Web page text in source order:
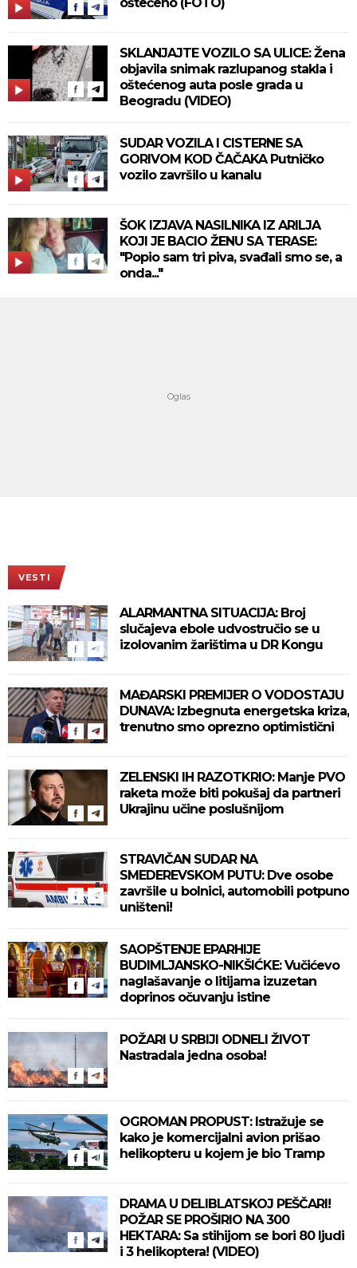
SKLANJAJTE VOZILO SA ULICE: Žena
objavila snimak razlupanog stakla i
oštećenog auta posle grada u
Beogradu (VIDEO)
SUDAR VOZILA I CISTERNE SA
GORIVOM KOD ČAČAKA Putničko
vozilo završilo u kanalu
ŠOK IZJAVA NASILNIKA IZ ARILJA
KOJI JE BACIO ŽENU SA TERASE:
"Popio sam tri piva, svađali smo se, a
onda..."
VESTI
ALARMANTNA SITUACIJA: Broj
slučajeva ebole udvostručio se u
izolovanim žarištima u DR Kongu
MAĐARSKI PREMIJER O VODOSTAJU
DUNAVA: Izbegnuta energetska kriza,
trenutno smo oprezno optimistični
ZELENSKI IH RAZOTKRIO: Manje PVO
raketa može biti pokušaj da partneri
Ukrajinu učine poslušnijom
STRAVIČAN SUDAR NA
SMEDEREVSKOM PUTU: Dve osobe
završile u bolnici, automobili potpuno
uništeni!
SAOPŠTENJE EPARHIJE
BUDIMLJANSKO-NIKŠIĆKE: Vučićevo
naglašavanje o litijama izuzetan
doprinos očuvanju istine
POŽARI U SRBIJI ODNELI ŽIVOT
Nastradala jedna osoba!
OGROMAN PROPUST: Istražuje se
kako je komercijalni avion prišao
helikopteru u kojem je bio Tramp
DRAMA U DELIBLATSKOJ PEŠČARI!
POŽAR SE PROŠIRIO NA 300
HEKTARA: Sa stihijom se bori 80 ljudi
i 3 helikoptera! (VIDEO)